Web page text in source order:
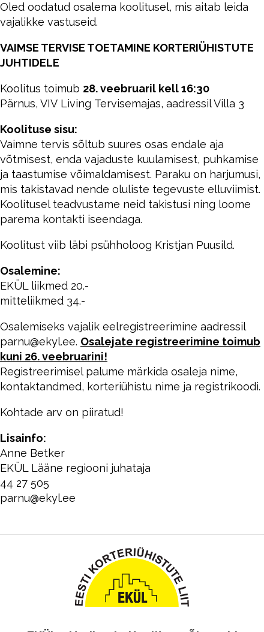
Oled oodatud osalema koolitusel, mis aitab leida
vajalikke vastuseid.
VAIMSE TERVISE TOETAMINE KORTERIÜHISTUTE
JUHTIDELE
Koolitus toimub 28. veebruaril kell 16:30
Pärnus, VIV Living Tervisemajas, aadressil Villa 3
Koolituse sisu:
Vaimne tervis sõltub suures osas endale aja
võtmisest, enda vajaduste kuulamisest, puhkamise
ja taastumise võimaldamisest. Paraku on harjumusi,
mis takistavad nende oluliste tegevuste elluviimist.
Koolitusel teadvustame neid takistusi ning loome
parema kontakti iseendaga.
Koolitust viib läbi psühholoog Kristjan Puusild.
Osalemine:
EKÜL liikmed 20.-
mitteliikmed 34.-
Osalemiseks vajalik eelregistreerimine aadressil
parnu@ekyl.ee. Osalejate registreerimine toimub
kuni 26. veebruarini!
Registreerimisel palume märkida osaleja nime,
kontaktandmed, korteriühistu nime ja registrikoodi.
Kohtade arv on piiratud!
Lisainfo:
Anne Betker
EKÜL Lääne regiooni juhataja
44 27 505
parnu@ekyl.ee